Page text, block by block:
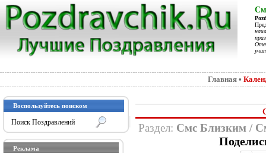
Главная •
Воспользуйтесь поиском
Реклама
Раздел: Смс Близким /